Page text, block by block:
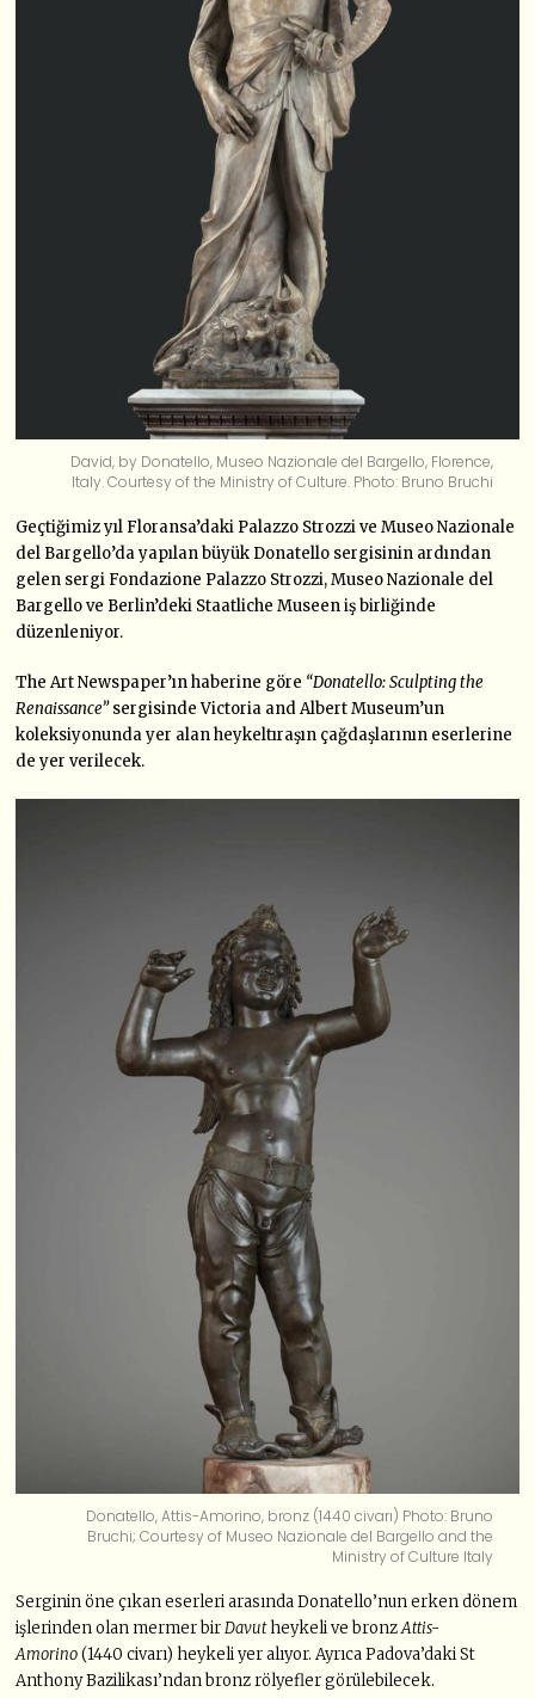
David, by Donatello, Museo Nazionale del Bargello, Florence,
Italy. Courtesy of the Ministry of Culture. Photo: Bruno Bruchi
Geçtiğimiz yıl Floransa’daki Palazzo Strozzi ve Museo Nazionale
del Bargello’da yapılan büyük Donatello sergisinin ardından
gelen sergi Fondazione Palazzo Strozzi, Museo Nazionale del
Bargello ve Berlin’deki Staatliche Museen iş birliğinde
düzenleniyor.
The Art Newspaper’ın haberine göre “Donatello: Sculpting the
Renaissance”sergisinde Victoria and Albert Museum’un
koleksiyonunda yer alan heykeltıraşın çağdaşlarının eserlerine
de yer verilecek.
Donatello, Attis-Amorino, bronz (1440 civarı) Photo: Bruno
Bruchi; Courtesy of Museo Nazionale del Bargello and the
Ministry of Culture Italy
Serginin öne çıkan eserleri arasında Donatello’nun erken dönem
işlerinden olan mermer birDavutheykeli ve bronzAttis-
Amorino(1440 civarı) heykeli yer alıyor. Ayrıca Padova’daki St
Anthony Bazilikası’ndan bronz rölyefler görülebilecek.